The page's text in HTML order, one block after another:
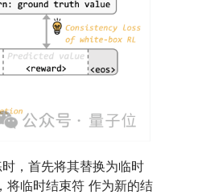
，首先将其替换为临时
将临时结束符 作为新的结